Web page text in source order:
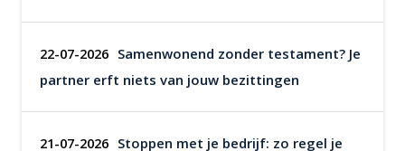
22-07-2026 Samenwonend zonder testament? Je
partner erft niets van jouw bezittingen
21-07-2026 Stoppen met je bedrijf: zo regel je